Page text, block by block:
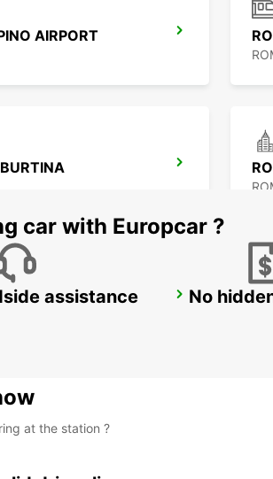
AIRPORT
PRATI FISCALI
car with Europcar ?
assistance No
at the station ?